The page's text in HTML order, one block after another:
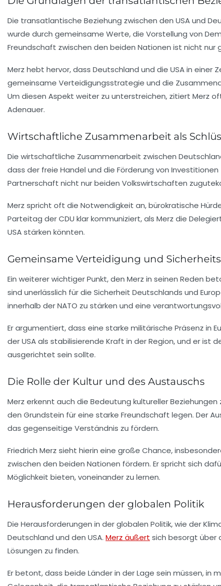
Die transatlantische Beziehung zwischen den USA und
wurde durch gemeinsame Werte, die Vorstellung von
Freundschaft zwischen den beiden Nationen ist nicht
Merz hebt hervor, dass Deutschland und die USA in
gemeinsame Verteidigungsstrategie und die
Um diesen Aspekt weiter zu unterstreichen, zitiert Merz
Adenauer.
Wirtschaftliche Zusammenarbeit als
Die wirtschaftliche Zusammenarbeit zwischen
dass der freie Handel und die Förderung von
Partnerschaft nicht nur beiden Volkswirtschaften
Merz spricht oft die Notwendigkeit an, bürokratische
Parteitag der CDU klar kommuniziert, als Merz die
USA stärken könnten.
Gemeinsame Verteidigung und
Ein weiterer wichtiger Punkt, den Merz in seinen Reden
sind unerlässlich für die Sicherheit Deutschlands und
innerhalb der NATO zu stärken und eine
Er argumentiert, dass eine starke militärische Präsenz in
der USA als stabilisierende Kraft in der Region, und er
ausgerichtet sein sollte.
Die Rolle der Kultur und des Austauschs
Merz erkennt auch die Bedeutung kultureller
den Grundstein für eine starke Freundschaft legen. Der
das gegenseitige Verständnis zu fördern.
Friedrich Merz sieht hierin eine große Chance,
zwischen den beiden Nationen fördern. Er spricht sich
Möglichkeit bieten, voneinander zu lernen.
Herausforderungen der globalen Politik
Die Herausforderungen in der globalen Politik, wie der
Deutschland und den USA. Merz äußert sich besorgt über
Lösungen zu finden.
Er betont, dass beide Länder in der Lage sein müssen,